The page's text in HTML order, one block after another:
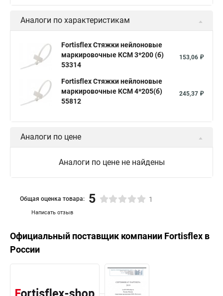
Аналоги по характеристикам
Fortisflex Стяжки нейлоновые
маркировочные КСМ 3*200 (б)
53314
153,06 ₽
Fortisflex Стяжки нейлоновые
маркировочные КСМ 4*205(б)
55812
245,37 ₽
Аналоги по цене
Аналоги по цене не найдены
Написать отзыв
Общая оценка товара: 5 1
Официальный поставщик компании Fortisflex в
России